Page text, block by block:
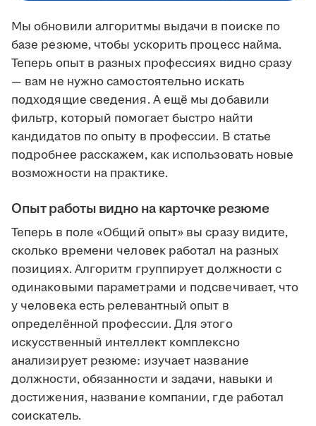
Мы обновили алгоритмы выдачи в поиске по
базе резюме, чтобы ускорить процесс найма.
Теперь опыт в разных профессиях видно сразу
— вам не нужно самостоятельно искать
подходящие сведения. А ещё мы добавили
фильтр, который помогает быстро найти
кандидатов по опыту в профессии. В статье
подробнее расскажем, как использовать новые
возможности на практике.
Опыт работы видно на карточке резюме
Теперь в поле «Общий опыт» вы сразу видите,
сколько времени человек работал на разных
позициях. Алгоритм группирует должности с
одинаковыми параметрами и подсвечивает, что
у человека есть релевантный опыт в
определённой профессии. Для этого
искусственный интеллект комплексно
анализирует резюме: изучает название
должности, обязанности и задачи, навыки и
достижения, название компании, где работал
соискатель.